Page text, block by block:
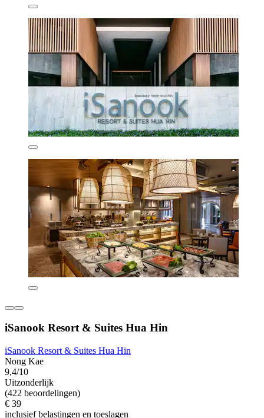
iSanook Resort & Suites Hua Hin
iSanook Resort & Suites Hua Hin
Nong Kae
9,4/10
Uitzonderlijk
(422 beoordelingen)
€ 39
inclusief belastingen en toeslagen